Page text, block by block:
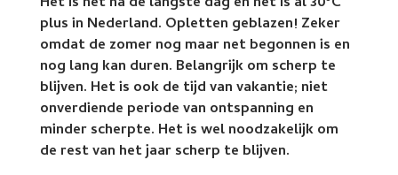
plus in Nederland. Opletten geblazen! Zeker
omdat de zomer nog maar net begonnen is en
nog lang kan duren. Belangrijk om scherp te
blijven. Het is ook de tijd van vakantie; niet
onverdiende periode van ontspanning en
minder scherpte. Het is wel noodzakelijk om
de rest van het jaar scherp te blijven.